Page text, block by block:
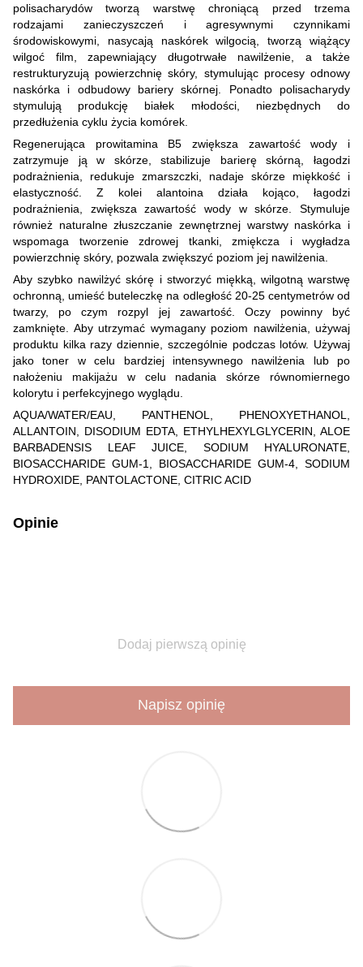
polisacharydów tworzą warstwę chroniącą przed trzema
rodzajami zanieczyszczeń i agresywnymi czynnikami
środowiskowymi, nasycają naskórek wilgocią, tworzą wiążący
wilgoć film, zapewniający długotrwałe nawilżenie, a także
restrukturyzują powierzchnię skóry, stymulując procesy odnowy
naskórka i odbudowy bariery skórnej. Ponadto polisacharydy
stymulują produkcję białek młodości, niezbędnych do
przedłużenia cyklu życia komórek.
Regenerująca prowitamina B5 zwiększa zawartość wody i
zatrzymuje ją w skórze, stabilizuje barierę skórną, łagodzi
podrażnienia, redukuje zmarszczki, nadaje skórze miękkość i
elastyczność. Z kolei alantoina działa kojąco, łagodzi
podrażnienia, zwiększa zawartość wody w skórze. Stymuluje
również naturalne złuszczanie zewnętrznej warstwy naskórka i
wspomaga tworzenie zdrowej tkanki, zmiękcza i wygładza
powierzchnię skóry, pozwala zwiększyć poziom jej nawilżenia.
Aby szybko nawilżyć skórę i stworzyć miękką, wilgotną warstwę
ochronną, umieść buteleczkę na odległość 20-25 centymetrów od
twarzy, po czym rozpyl jej zawartość. Oczy powinny być
zamknięte. Aby utrzymać wymagany poziom nawilżenia, używaj
produktu kilka razy dziennie, szczególnie podczas lotów. Używaj
jako toner w celu bardziej intensywnego nawilżenia lub po
nałożeniu makijażu w celu nadania skórze równomiernego
kolorytu i perfekcyjnego wyglądu.
AQUA/WATER/EAU, PANTHENOL, PHENOXYETHANOL,
ALLANTOIN, DISODIUM EDTA, ETHYLHEXYLGLYCERIN, ALOE
BARBADENSIS LEAF JUICE, SODIUM HYALURONATE,
BIOSACCHARIDE GUM-1, BIOSACCHARIDE GUM-4, SODIUM
HYDROXIDE, PANTOLACTONE, CITRIC ACID
Opinie
Dodaj pierwszą opinię
Napisz opinię